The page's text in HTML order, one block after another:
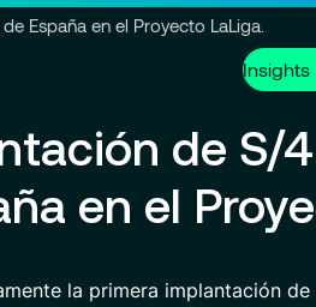
Ir al contenido principalIr
Insights
Servicios
Modern ERP Cloud System
Sobre nosotros
Quiénes somos
Carreras
Trabajar con nosotros
España en el Proyecto LaLiga.
de S/
en el
la primera implantación